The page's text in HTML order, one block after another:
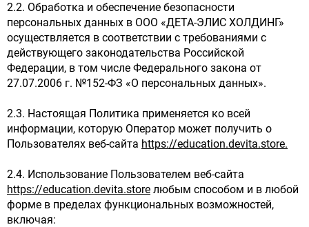
2.2. Обработка и обеспечение безопасности
персональных данных в ООО «ДЕТА-ЭЛИС ХОЛДИНГ»
осуществляется в соответствии с требованиями с
действующего законодательства Российской
Федерации, в том числе Федерального закона от
27.07.2006 г. №152-ФЗ «О персональных данных».
2.3. Настоящая Политика применяется ко всей
информации, которую Оператор может получить о
Пользователях веб-сайта https://education.devita.store.
2.4. Использование Пользователем веб-сайта
https://education.devita.store любым способом и в любой
форме в пределах функциональных возможностей,
включая: